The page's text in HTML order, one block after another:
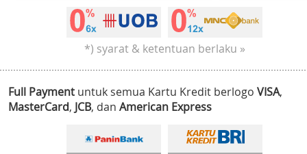
*) syarat & ketentuan berlaku »
Full Payment untuk semua Kartu Kredit berlogo VISA,
MasterCard, JCB, dan American Express